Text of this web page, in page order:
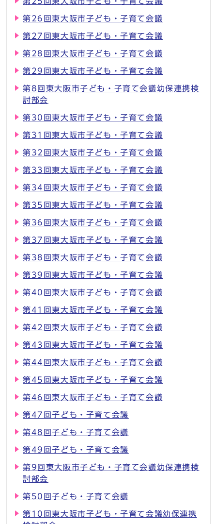
第26回東大阪市子ども・子育て会議
第27回東大阪市子ども・子育て会議
第28回東大阪市子ども・子育て会議
第29回東大阪市子ども・子育て会議
第8回東大阪市子ども・子育て会議幼保連携検
討部会
第30回東大阪市子ども・子育て会議
第31回東大阪市子ども・子育て会議
第32回東大阪市子ども・子育て会議
第33回東大阪市子ども・子育て会議
第34回東大阪市子ども・子育て会議
第35回東大阪市子ども・子育て会議
第36回東大阪市子ども・子育て会議
第37回東大阪市子ども・子育て会議
第38回東大阪市子ども・子育て会議
第39回東大阪市子ども・子育て会議
第40回東大阪市子ども・子育て会議
第41回東大阪市子ども・子育て会議
第42回東大阪市子ども・子育て会議
第43回東大阪市子ども・子育て会議
第44回東大阪市子ども・子育て会議
第45回東大阪市子ども・子育て会議
第46回東大阪市子ども・子育て会議
第47回子ども・子育て会議
第48回子ども・子育て会議
第49回子ども・子育て会議
第9回東大阪市子ども・子育て会議幼保連携検
討部会
第50回子ども・子育て会議
第10回東大阪市子ども・子育て会議幼保連携